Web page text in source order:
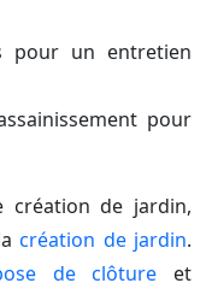
pour un entretien
pour
création de jardin,
création de jardin.
de clôture et